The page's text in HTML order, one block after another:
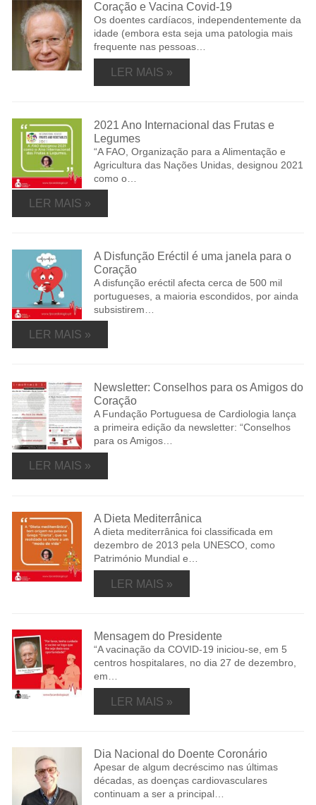
Coração e Vacina Covid-19
Os doentes cardíacos, independentemente da
idade (embora esta seja uma patologia mais
frequente nas pessoas…
LER MAIS »
2021 Ano Internacional das Frutas e
Legumes
“A FAO, Organização para a Alimentação e
Agricultura das Nações Unidas, designou 2021
como o…
LER MAIS »
A Disfunção Eréctil é uma janela para o
Coração
A disfunção eréctil afecta cerca de 500 mil
portugueses, a maioria escondidos, por ainda
subsistirem…
LER MAIS »
Newsletter: Conselhos para os Amigos do
Coração
A Fundação Portuguesa de Cardiologia lança
a primeira edição da newsletter: “Conselhos
para os Amigos…
LER MAIS »
A Dieta Mediterrânica
A dieta mediterrânica foi classificada em
dezembro de 2013 pela UNESCO, como
Património Mundial e…
LER MAIS »
Mensagem do Presidente
“A vacinação da COVID-19 iniciou-se, em 5
centros hospitalares, no dia 27 de dezembro,
em…
LER MAIS »
Dia Nacional do Doente Coronário
Apesar de algum decréscimo nas últimas
décadas, as doenças cardiovasculares
continuam a ser a principal…